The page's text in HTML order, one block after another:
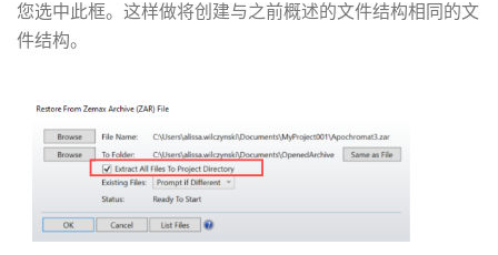
您选中此框。这样做将创建与之前概述的文件结构相同的文
件结构。